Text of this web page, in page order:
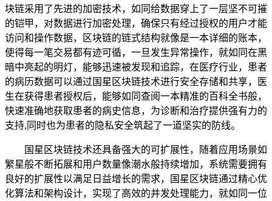
块链采用了先进的加密技术，如同给数据穿上了一层坚不可摧
的铠甲，对数据进行加密处理，确保只有经过授权的用户才能
访问和操作数据，区块链的链式结构就像是一本详细的账本，
使得每一笔交易都有迹可循，一旦发生异常操作，就如同在黑
暗中亮起的明灯，能够迅速被发现和追踪，在医疗行业，患者
的病历数据可以通过国星区块链技术进行安全存储和共享，医
生在获得患者授权后，能够如同查阅一本精准的百科全书般，
快速准确地获取患者的病史信息，为诊断和治疗提供强有力的
支持,同时也为患者的隐私安全筑起了一道坚实的防线。
国星区块链技术还具备强大的可扩展性，随着应用场景如
繁星般不断拓展和用户数量像潮水般持续增加，系统需要拥有
良好的扩展性以满足日益增长的需求，国星区块链通过精心优
化算法和架构设计，实现了高效的并发处理能力，就如同一位